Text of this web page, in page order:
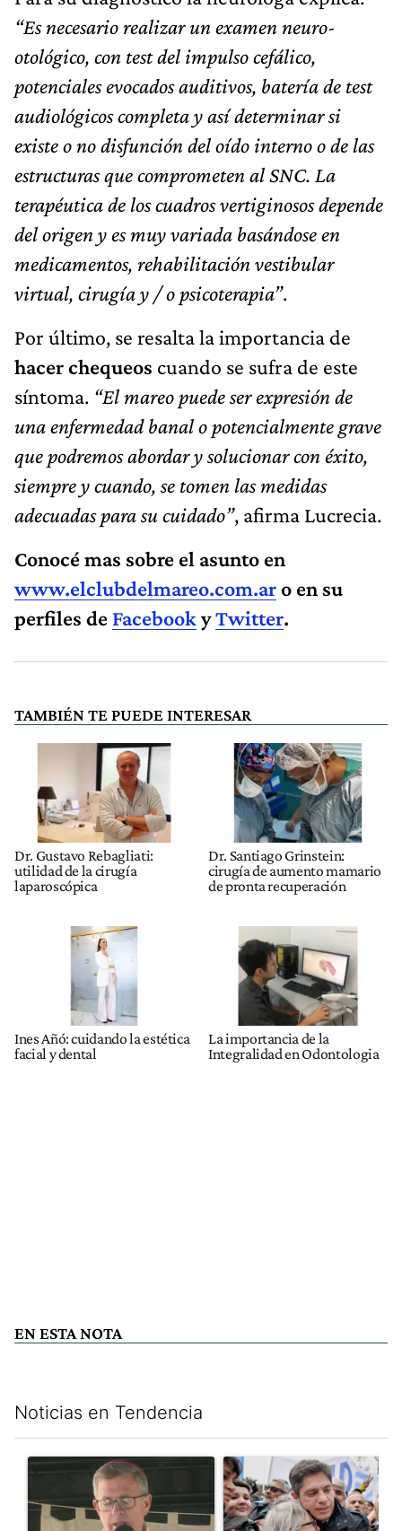
“Es necesario realizar un examen neuro-
otológico, con test del impulso cefálico,
potenciales evocados auditivos, batería de test
audiológicos completa y así determinar si
existe o no disfunción del oído interno o de las
estructuras que comprometen al SNC. La
terapéutica de los cuadros vertiginosos depende
del origen y es muy variada basándose en
medicamentos, rehabilitación vestibular
virtual, cirugía y / o psicoterapia”.
Por último, se resalta la importancia de
hacer chequeos cuando se sufra de este
síntoma. “El mareo puede ser expresión de
una enfermedad banal o potencialmente grave
que podremos abordar y solucionar con éxito,
siempre y cuando, se tomen las medidas
adecuadas para su cuidado”, afirma Lucrecia.
Conocé mas sobre el asunto en
www.elclubdelmareo.com.aro en su
perfiles de FacebookyTwitter.
TAMBIÉN TE PUEDE INTERESAR
Dr. Gustavo Rebagliati:
utilidad de la cirugía
laparoscópica
Dr. Santiago Grinstein:
cirugía de aumento mamario
de pronta recuperación
Ines Añó: cuidando la estética
facial y dental
La importancia de la
Integralidad en Odontologia
EN ESTA NOTA
Noticias en Tendencia
Un artículo de tendencia con el título "García Cuerva
Un artículo de tendencia con